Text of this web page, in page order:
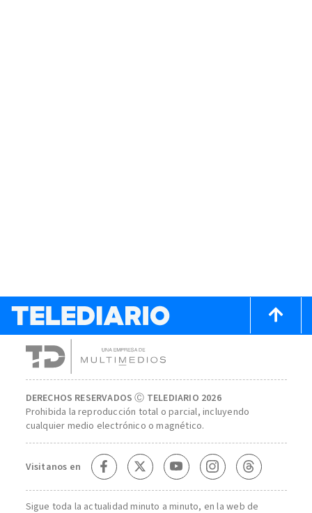
DERECHOS RESERVADOS Ⓒ TELEDIARIO 2026
Prohibida la reproducción total o parcial, incluyendo
cualquier medio electrónico o magnético.
Visitanos en
Sigue toda la actualidad minuto a minuto, en la web de